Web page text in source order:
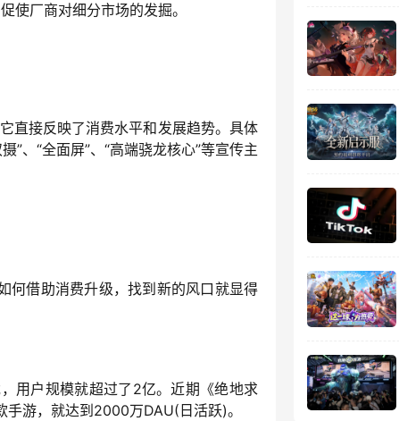
使厂商对细分市场的发掘。
直接反映了消费水平和发展趋势。具体
”、“全面屏”、“高端骁龙核心”等宣传主
何借助消费升级，找到新的风口就显得
用户规模就超过了2亿。近期《绝地求
游，就达到2000万DAU(日活跃)。